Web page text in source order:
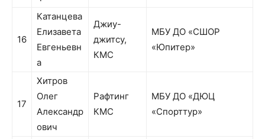
16
Катанцева
Елизавета
Евгеньевн
а
Джиу-
джитсу,
КМС
МБУ ДО «СШОР
«Юпитер»
17
Хитров
Олег
Александр
ович
Рафтинг
КМС
МБУ ДО «ДЮЦ
«Спорттур»